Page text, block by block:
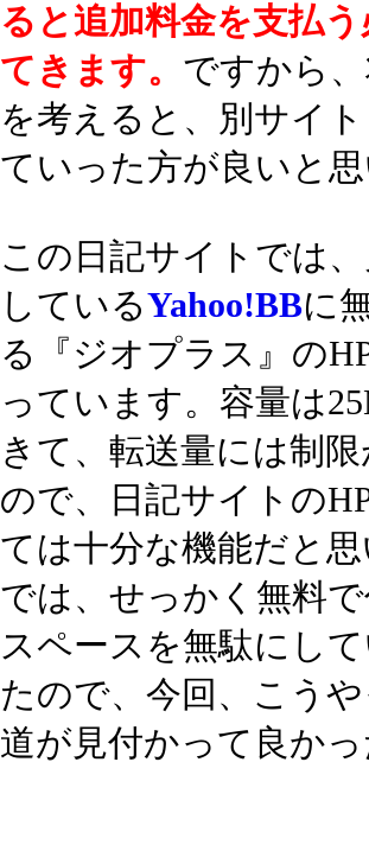
ると追加料金を支払
てきます。 ですから
を考えると、別サイ
ていった方が良いと
この日記サイトでは
しているYahoo!BBに
る『ジオプラス』の
っています。容量は
きて、転送量には制
ので、日記サイトの
ては十分な機能だと
では、せっかく無料
スペースを無駄にし
たので、今回、こう
道が見付かって良か